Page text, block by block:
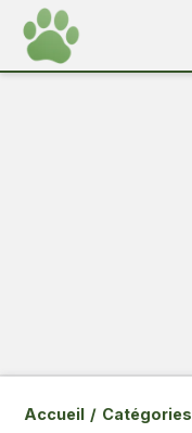
Accueil / Catégories